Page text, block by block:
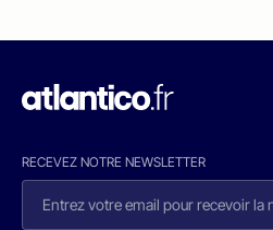
RECEVEZ NOTRE NEWSLETTER